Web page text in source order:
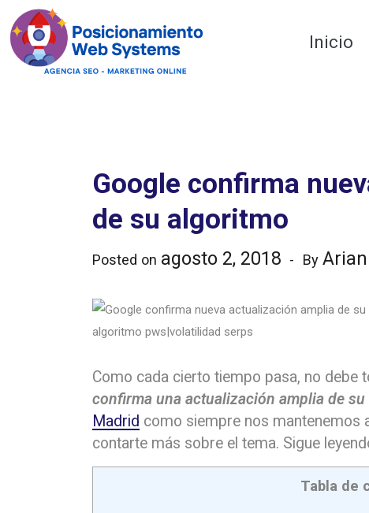
Inicio
Google confirma
de su algoritmo
Posted on agosto 2, 2018 By
Como cada cierto tiempo pasa, no debe
confirma una actualización amplia de
Madrid como siempre nos mantenemos
contarte más sobre el tema. Sigue
Tabla de